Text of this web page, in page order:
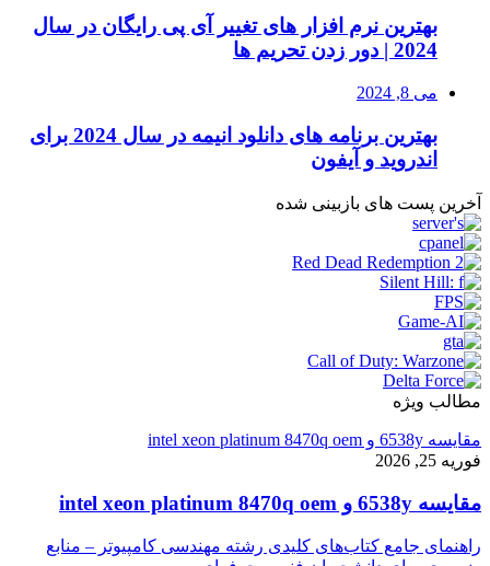
بهترین نرم افزار های تغییر آی پی رایگان در سال
2024 | دور زدن تحریم ها
می 8, 2024
بهترین برنامه های دانلود انیمه در سال 2024 برای
اندروید و آیفون
آخرین پست های بازبینی شده
مطالب ویژه
مقایسه 6538y و intel xeon platinum 8470q oem
فوریه 25, 2026
مقایسه 6538y و intel xeon platinum 8470q oem
راهنمای جامع کتاب‌های کلیدی رشته مهندسی کامپیوتر – منابع